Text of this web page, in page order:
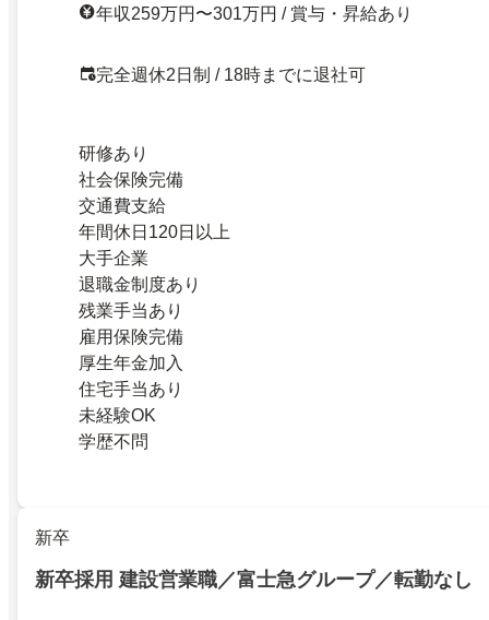
年収259万円〜301万円 / 賞与・昇給あり
完全週休2日制 / 18時までに退社可
研修あり
社会保険完備
交通費支給
年間休日120日以上
大手企業
退職金制度あり
残業手当あり
雇用保険完備
厚生年金加入
住宅手当あり
未経験OK
学歴不問
新卒
新卒採用 建設営業職／富士急グループ／転勤なし